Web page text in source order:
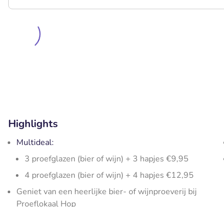
Highlights
Multideal:
3 proefglazen (bier of wijn) + 3 hapjes €9,95
4 proefglazen (bier of wijn) + 4 hapjes €12,95
Geniet van een heerlijke bier- of wijnproeverij bij
Proeflokaal Hop